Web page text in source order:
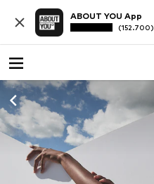
ABOUT YOU App
(152.700)